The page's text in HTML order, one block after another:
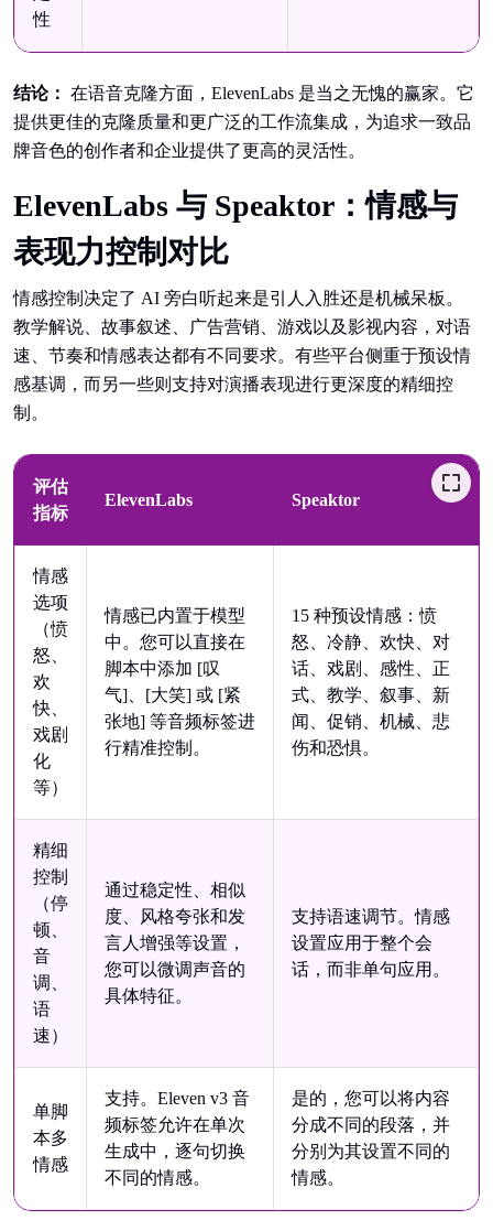
性
结论： 在语音克隆方面，ElevenLabs 是当之无愧的赢家。它
提供更佳的克隆质量和更广泛的工作流集成，为追求一致品
牌音色的创作者和企业提供了更高的灵活性。
ElevenLabs 与 Speaktor：情感与
表现力控制对比
情感控制决定了 AI 旁白听起来是引人入胜还是机械呆板。
教学解说、故事叙述、广告营销、游戏以及影视内容，对语
速、节奏和情感表达都有不同要求。有些平台侧重于预设情
感基调，而另一些则支持对演播表现进行更深度的精细控
制。
评估
指标
ElevenLabs Speaktor
情感
选项
（愤
怒、
欢
快、
戏剧
化
等）
情感已内置于模型
中。您可以直接在
脚本中添加 [叹
气]、[大笑] 或 [紧
张地] 等音频标签进
行精准控制。
15 种预设情感：愤
怒、冷静、欢快、对
话、戏剧、感性、正
式、教学、叙事、新
闻、促销、机械、悲
伤和恐惧。
精细
控制
（停
顿、
音
调、
语
速）
通过稳定性、相似
度、风格夸张和发
言人增强等设置，
您可以微调声音的
具体特征。
支持语速调节。情感
设置应用于整个会
话，而非单句应用。
单脚
本多
情感
支持。Eleven v3 音
频标签允许在单次
生成中，逐句切换
不同的情感。
是的，您可以将内容
分成不同的段落，并
分别为其设置不同的
情感。